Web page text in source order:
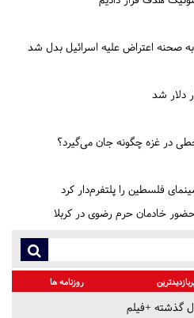
به صحنه اعتراض علیه اسرائیل بدل شد
دلار شد
در غزه چگونه جان می‌گیرد؟
فلسطین را پلتفرم‌دار کرد
حضور خادمان حرم رضوی در کربلا
روزنامه ها